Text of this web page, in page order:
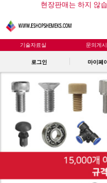
현장판매는 하지 않
기술자료실 문의게
로그인 마이페